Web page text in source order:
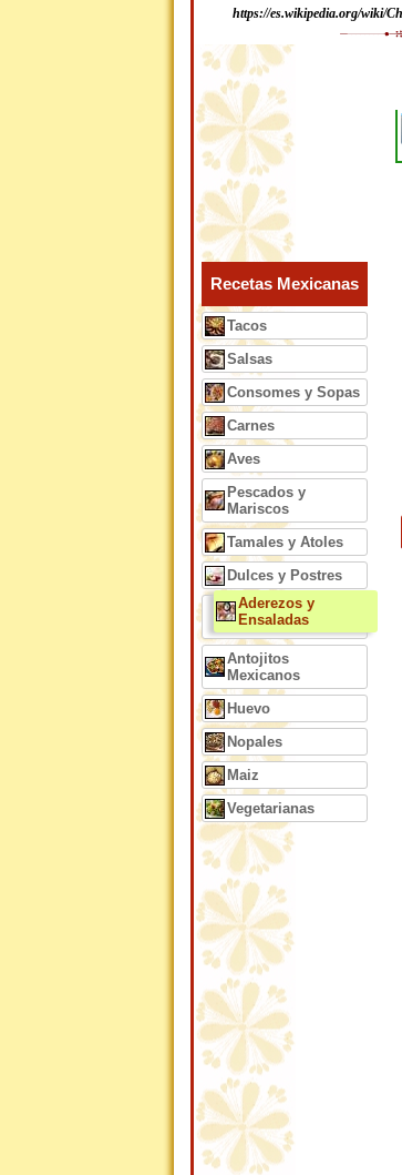
https://es.wikipedia.org/wiki/
Recetas Mexicanas
Tacos
Salsas
Consomes y Sopas
Carnes
Aves
Pescados y
Mariscos
Tamales y Atoles
Dulces y Postres
Aderezos y
Ensaladas
Antojitos
Mexicanos
Huevo
Nopales
Maiz
Vegetarianas